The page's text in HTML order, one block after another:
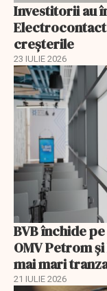
Investitorii au
Electrocontact
creșterile
23 IULIE 2026
BVB închide
OMV Petrom
mai mari
21 IULIE 2026